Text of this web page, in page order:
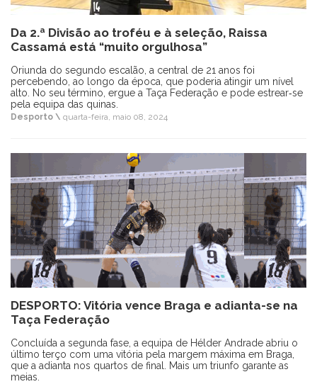
Da 2.ª Divisão ao troféu e à seleção, Raissa
Cassamá está “muito orgulhosa”
Oriunda do segundo escalão, a central de 21 anos foi
percebendo, ao longo da época, que poderia atingir um nível
alto. No seu término, ergue a Taça Federação e pode estrear‐se
pela equipa das quinas.
Desporto \ quarta-feira, maio 08, 2024
DESPORTO: Vitória vence Braga e adianta-se na
Taça Federação
Concluída a segunda fase, a equipa de Hélder Andrade abriu o
último terço com uma vitória pela margem máxima em Braga,
que a adianta nos quartos de final. Mais um triunfo garante as
meias.